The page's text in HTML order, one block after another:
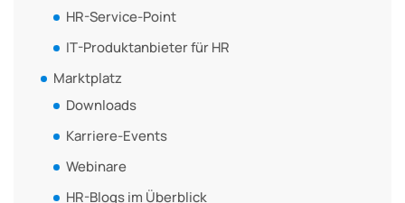
HR-Service-Point
IT-Produktanbieter für HR
Marktplatz
Downloads
Karriere-Events
Webinare
HR-Blogs im Überblick